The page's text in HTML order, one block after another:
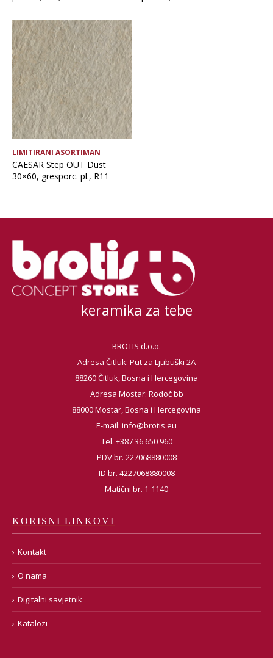
LIMITIRANI ASORTIMAN
CAESAR Step OUT Dust
30×60, gresporc. pl., R11
keramika za tebe
BROTIS d.o.o.
Adresa Čitluk: Put za Ljubuški 2A
88260 Čitluk, Bosna i Hercegovina
Adresa Mostar: Rodoč bb
88000 Mostar, Bosna i Hercegovina
E-mail: info@brotis.eu
Tel. +387 36 650 960
PDV br. 227068880008
ID br. 4227068880008
Matični br. 1-1140
KORISNI LINKOVI
Kontakt
O nama
Digitalni savjetnik
Katalozi